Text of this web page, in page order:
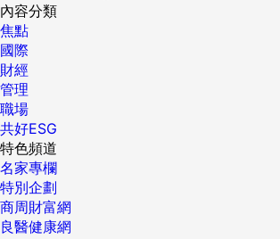
內容分類
焦點
國際
財經
管理
職場
共好ESG
特色頻道
名家專欄
特別企劃
商周財富網
良醫健康網